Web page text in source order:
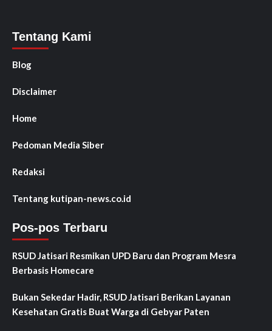
Tentang Kami
Blog
Disclaimer
Home
Pedoman Media Siber
Redaksi
Tentang kutipan-news.co.id
Pos-pos Terbaru
RSUD Jatisari Resmikan UPD Baru dan Program Mesra
Berbasis Homecare
Bukan Sekedar Hadir, RSUD Jatisari Berikan Layanan
Kesehatan Gratis Buat Warga di Gebyar Paten